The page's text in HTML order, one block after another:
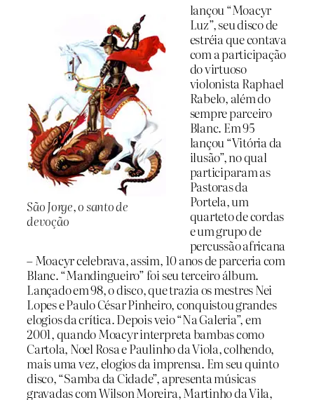
São Jorge, o santo de
devoção
lançou “Moacyr
Luz”, seu disco de
estréia que contava
com a participação
do virtuoso
violonista Raphael
Rabelo, além do
sempre parceiro
Blanc. Em 95
lançou “Vitória da
ilusão”, no qual
participaram as
Pastoras da
Portela, um
quarteto de cordas
e um grupo de
percussão africana
– Moacyr celebrava, assim, 10 anos de parceria com
Blanc. “Mandingueiro” foi seu terceiro álbum.
Lançado em 98, o disco, que trazia os mestres Nei
Lopes e Paulo César Pinheiro, conquistou grandes
elogios da crítica. Depois veio “Na Galeria”, em
2001, quando Moacyr interpreta bambas como
Cartola, Noel Rosa e Paulinho da Viola, colhendo,
mais uma vez, elogios da imprensa. Em seu quinto
disco, “Samba da Cidade”, apresenta músicas
gravadas com Wilson Moreira, Martinho da Vila,